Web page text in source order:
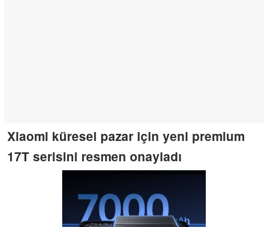
Xiaomi küresel pazar için yeni premium
17T serisini resmen onayladı